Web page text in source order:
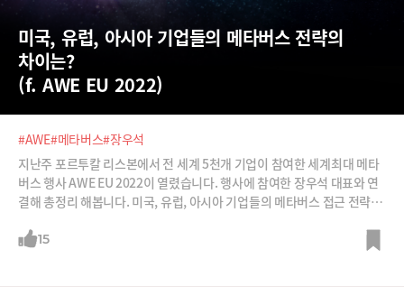
미국, 유럽, 아시아 기업들의 메타버스 전략의
차이는?
(f. AWE EU 2022)
#AWE#메타버스#장우석
지난주 포르투칼 리스본에서 전 세계 5천개 기업이 참여한 세계최대 메타
버스 행사 AWE EU 2022이 열렸습니다. 행사에 참여한 장우석 대표와 연
결해 총정리 해봅니다. 미국, 유럽, 아시아 기업들의 메타버스 접근 전략이
르다. 메타버스가 ‘오즈의 마법사’의 마지막 멋진 성이 아님을 모두 인식하
15